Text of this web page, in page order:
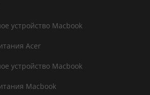
устройство Macbook
Acer
устройство Macbook
Macbook